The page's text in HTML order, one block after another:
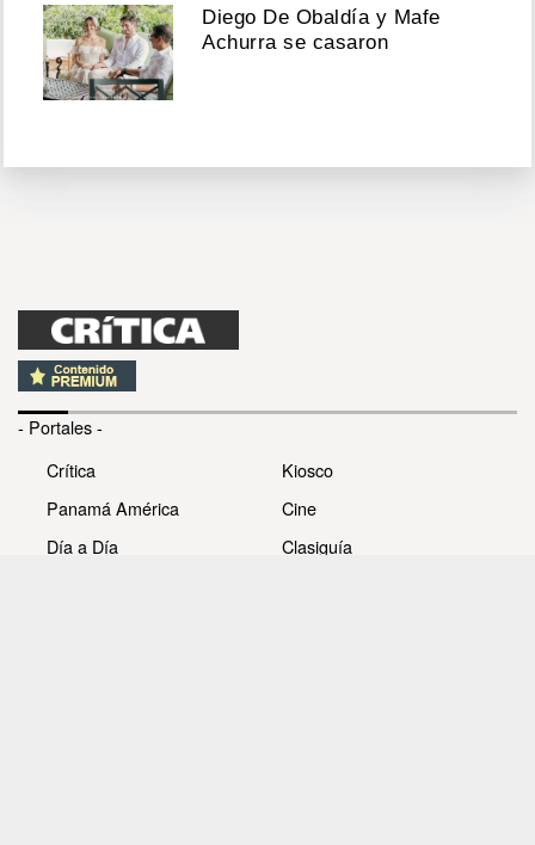
Diego De Obaldía y Mafe
Achurra se casaron
- Portales -
Crítica
Panamá América
Día a Día
Kiosco
Cine
Clasiguía